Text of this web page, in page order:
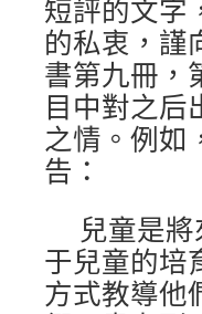
短評的文字
的私衷，謹
書第九冊，
目中對之后
之情。例如
告：
兒童是
于兒童的培
方式教導他